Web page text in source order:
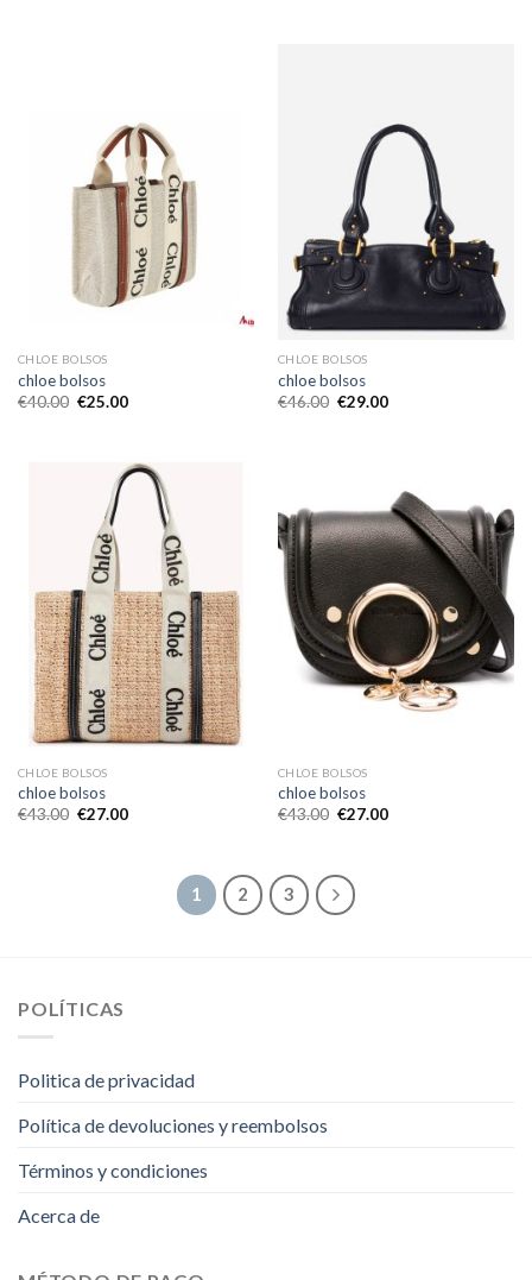
CHLOE BOLSOS
chloe bolsos
€40.00 €25.00
CHLOE BOLSOS
chloe bolsos
€46.00 €29.00
CHLOE BOLSOS
chloe bolsos
€43.00 €27.00
CHLOE BOLSOS
chloe bolsos
€43.00 €27.00
1 2 3
POLÍTICAS
Politica de privacidad
Política de devoluciones y reembolsos
Términos y condiciones
Acerca de